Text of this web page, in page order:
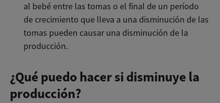
al bebé entre las tomas o el final de un período
de crecimiento que lleva a una disminución de las
tomas pueden causar una disminución de la
producción.
¿Qué puedo hacer si disminuye la
producción?